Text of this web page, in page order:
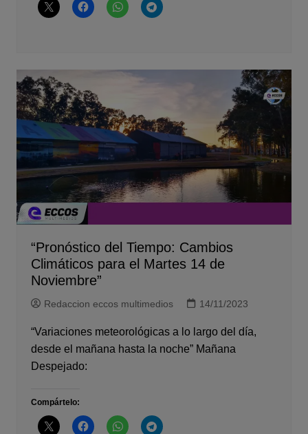
“Pronóstico del Tiempo: Cambios
Climáticos para el Martes 14 de
Noviembre”
Redaccion eccos multimedios 14/11/2023
“Variaciones meteorológicas a lo largo del día,
desde el mañana hasta la noche” Mañana
Despejado:
Compártelo: